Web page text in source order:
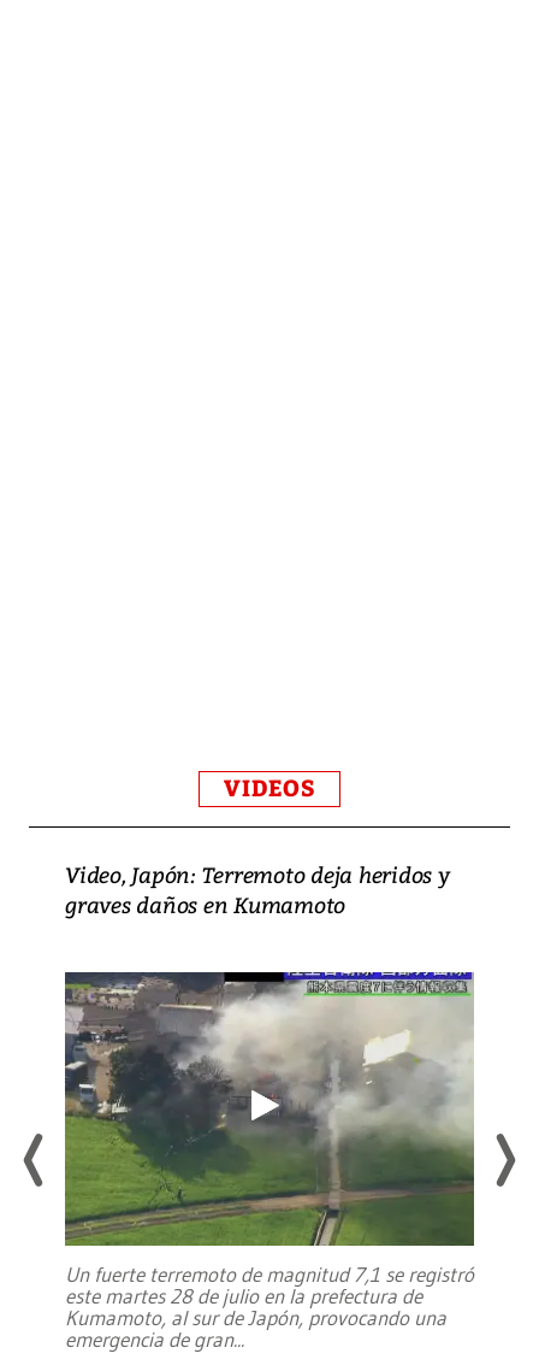
VIDEOS
Video, Japón: Terremoto deja heridos y
graves daños en Kumamoto
Un fuerte terremoto de magnitud 7,1 se registró
este martes 28 de julio en la prefectura de
Kumamoto, al sur de Japón, provocando una
emergencia de gran...